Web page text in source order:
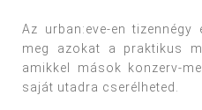
Az urban:eve-en tizennégy
meg azokat a praktikus
amikkel mások konzerv-
saját utadra cserélheted.